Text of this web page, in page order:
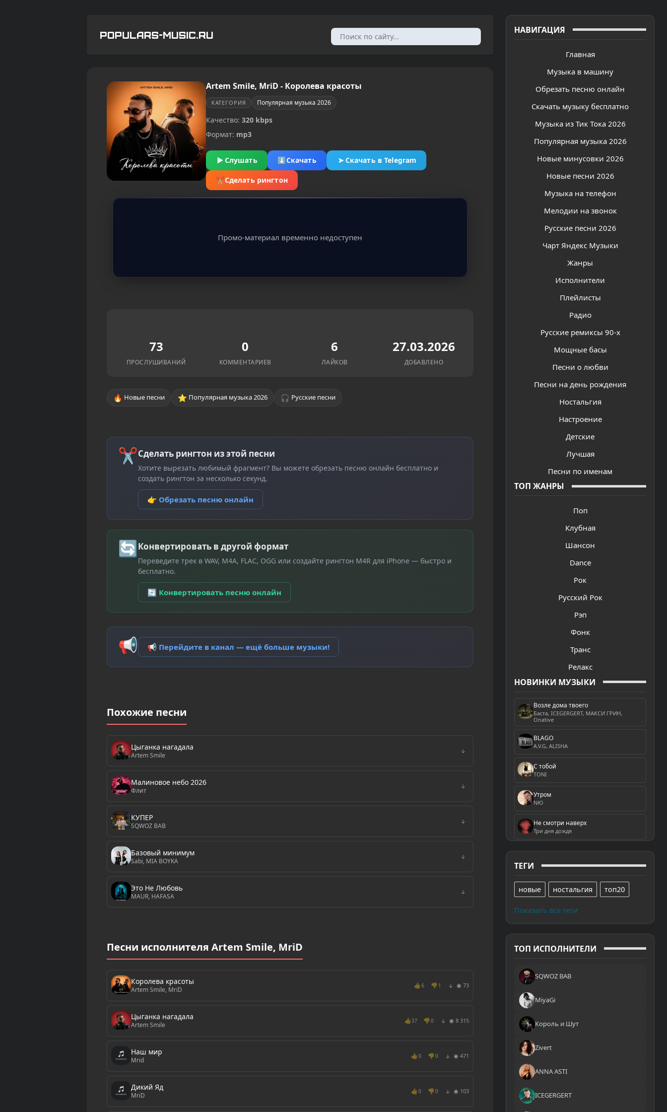
POPULARS-MUSIC.RU НАВИГАЦИЯ
Главная
Музыка в машину
Обрезать песню онлайн
Скачать музыку бесплатно
Музыка из Тик Тока 2026
Популярная музыка 2026
Новые минусовки 2026
Новые песни 2026
Музыка на телефон
Мелодии на звонок
Русские песни 2026
Чарт Яндекс Музыки
Жанры
Исполнители
Плейлисты
Радио
Русские ремиксы 90-х
Мощные басы
Песни о любви
Песни на день рождения
Ностальгия
Настроение
Детские
Лучшая
Песни по именам
ТОП ЖАНРЫ
Поп
Клубная
Шансон
Dance
Рок
Русский Рок
Рэп
Фонк
Транс
Релакс
НОВИНКИ МУЗЫКИ
Возле дома твоего
Баста, ICEGERGERT, МАКСИ ГРИН,
Onative
BLAGO
A.V.G, ALISHA
С тобой
TONI
Утром
NЮ
Не смотри наверх
Три дня дождя
ТЕГИ
новые ностальгия топ20
Показать все теги
ТОП ИСПОЛНИТЕЛИ
SQWOZ BAB
MiyaGi
Король и Шут
Zivert
ANNA ASTI
ICEGERGERT
Artem Smile, MriD - Королева красоты
КАТЕГОРИЯ Популярная музыка 2026
Качество: 320 kbps
Формат: mp3
▶ Слушать ⬇Скачать ➤Скачать в Telegram
✂Сделать рингтон
Промо-материал временно недоступен
73
ПРОСЛУШИВАНИЙ
0
КОММЕНТАРИЕВ
6
ЛАЙКОВ
27.03.2026
ДОБАВЛЕНО
🔥 Новые песни ⭐ Популярная музыка 2026 🎧 Русские песни
✂Сделать рингтон из этой песни
Хотите вырезать любимый фрагмент? Вы можете обрезать песню онлайн бесплатно и
создать рингтон за несколько секунд.
👉 Обрезать песню онлайн
🔄Конвертировать в другой формат
Переведите трек в WAV, M4A, FLAC, OGG или создайте рингтон M4R для iPhone — быстро и
бесплатно.
🔄 Конвертировать песню онлайн
📢 📢 Перейдите в канал — ещё больше музыки!
Похожие песни
Цыганка нагадала
Artem Smile ↓
Малиновое небо 2026
Флит ↓
КУПЕР
SQWOZ BAB ↓
Базовый минимум
Sabi, MIA BOYKA ↓
Это Не Любовь
MAUR, HAFASA ↓
Песни исполнителя Artem Smile, MriD
Королева красоты
Artem Smile, MriD
👍 6 👎 1 ↓ ◉ 73
Цыганка нагадала
Artem Smile
👍37 👎 0 ↓ ◉ 8 315
Наш мир
Mrid
👍 0 👎 0 ↓ ◉ 471
Дикий Яд
MriD
👍 0 👎 0 ↓ ◉ 103